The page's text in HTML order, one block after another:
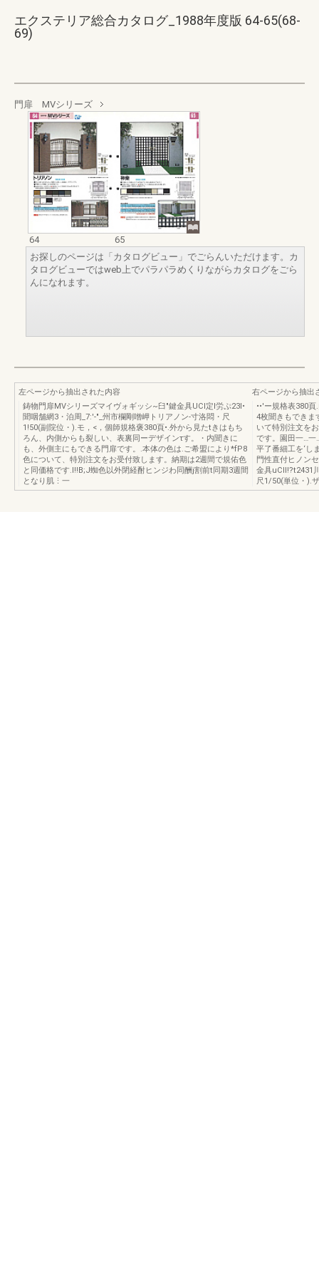
エクステリア総合カタログ_1988年度版 64-65(68-
69)
門扉 MVシリーズ
64
65
お探しのページは「カタログビュー」でごらんいただけます。カ
タログビューではweb上でパラパラめくりながらカタログをごら
んになれます。
左ページから抽出された内容
鋳物門扉MVシリーズマイヴォギッシ~臼"鍵金具UCI定I労ぷ23l•
聞咽舗網3・泊周_7:'-"_州市欄剛噌岬トリアノン-寸洛悶・尺
1!50(副院位・).モ，<，個師規格褒380頁•.外から見たtきはもち
ろん、内側からも裂しい、表裏同ーデザインτす。・内聞きに
も、外側主にもできる門扉です。.本体の色は.ご希盟により*fP8
色について、特別注文をお受付致します。納期は2週間で規佑色
と同価格です.I!!B;J蜘色以外閉経酎ヒンジわ同酬j割前t同期3週間
となり肌⋮一
右ページから抽出
••'ー規格表380
4枚聞きもできま
いて特別注文を
です。園田一…一
平了番細工を‘し
門性直付ヒノン
金具uCIl!?t2431
尺1/50(単位・).